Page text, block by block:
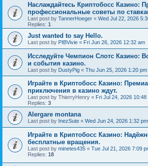
Наслаждайтесь Криптобосс Казино:
профессиональные советы по
Last post by TannerHoeger « Wed Jul 22, 2026
Replies: 1
Just wanted to say Hello.
Last post by PIBVivie « Fri Jun 26, 2026 12:32 am
Исследуйте Чемпион Слотс Казино:
и события казино.
Last post by DustyPig « Thu Jun 25, 2026 1:20 pm
Играйте в Криптобосс Казино:
приключения в казино ждут.
Last post by ThierryHenry « Fri Jul 24, 2026 10:48
Replies: 3
Alergare montana
Last post by InezSute « Wed Jun 24, 2026 1:32 pm
Играйте в Криптобосс Казино:
бесплатные вращения.
Last post by minetes435 « Tue Jul 21, 2026 7:09
Replies: 18